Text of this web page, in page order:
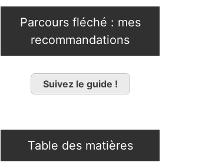
Parcours fléché : mes
recommandations
Suivez le guide !
Table des matières